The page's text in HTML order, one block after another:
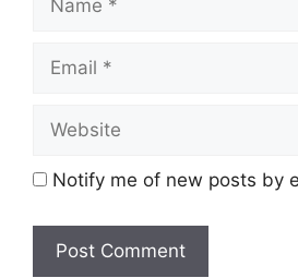
Notify me of new posts by